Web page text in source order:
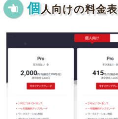
個 人向けの料金表